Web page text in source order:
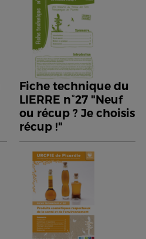
Fiche technique du
LIERRE n°27 "Neuf
ou récup ? Je choisis
récup !"